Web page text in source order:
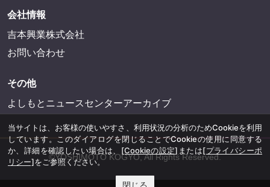
会社情報
吉本興業株式会社
お問い合わせ
その他
よしもとニュースセンターアーカイブ
©YOSHIMOTO KOGYO, All Rights Reserved.
当サイトは、お客様の使いやすさ、利用状況の分析のためCookieを利用
しています。このダイアログを閉じることでCookieの使用に同意する
か、詳細を確認したい場合は、 [Cookieの設定] または[プライバシーポ
リシー]をご参照ください。